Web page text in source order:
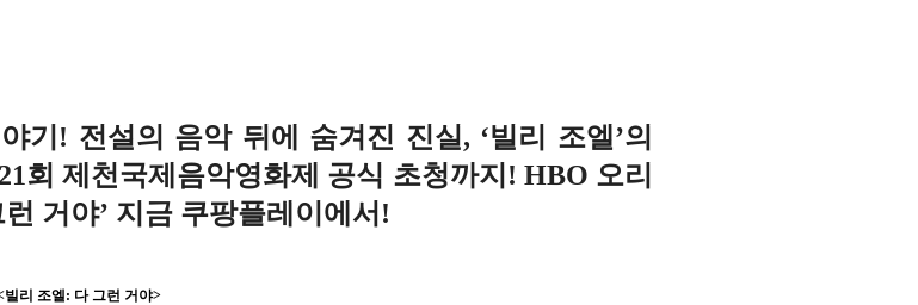
기! 전설의 음악 뒤에 숨겨진 진실, ‘빌리 조엘’의
회 제천국제음악영화제 공식 초청까지! HBO 오리
거야’ 지금 쿠팡플레이에서!
리 조엘: 다 그런 거야>